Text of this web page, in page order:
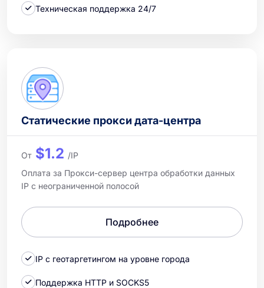
Техническая поддержка 24/7
Статические прокси дата-центра
От $1.2 /IP
Оплата за Прокси-сервер центра обработки данных
IP с неограниченной полосой
Подробнее
IP с геотаргетингом на уровне города
Поддержка HTTP и SOCKS5